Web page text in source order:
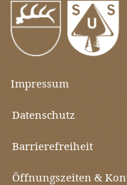
Impressum
Datenschutz
Barrierefreiheit
Öffnungszeiten &